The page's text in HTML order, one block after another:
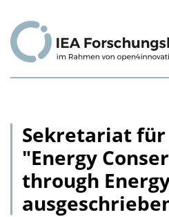
Inhalt
Sekretariat für
"Energy
through